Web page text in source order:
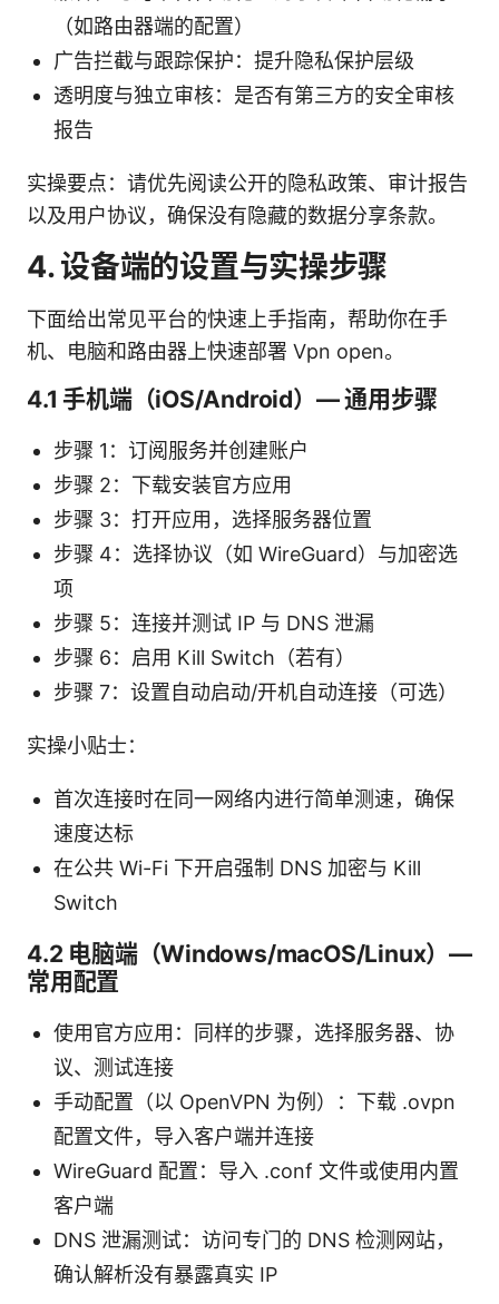
（如路由器端的配置）
广告拦截与跟踪保护：提升隐私保护层级
透明度与独立审核：是否有第三方的安全审核
报告
实操要点：请优先阅读公开的隐私政策、审计报告
以及用户协议，确保没有隐藏的数据分享条款。
4. 设备端的设置与实操步骤
下面给出常见平台的快速上手指南，帮助你在手
机、电脑和路由器上快速部署 Vpn open。
4.1 手机端（iOS/Android）— 通用步骤
步骤 1：订阅服务并创建账户
步骤 2：下载安装官方应用
步骤 3：打开应用，选择服务器位置
步骤 4：选择协议（如 WireGuard）与加密选
项
步骤 5：连接并测试 IP 与 DNS 泄漏
步骤 6：启用 Kill Switch（若有）
步骤 7：设置自动启动/开机自动连接（可选）
实操小贴士：
首次连接时在同一网络内进行简单测速，确保
速度达标
在公共 Wi-Fi 下开启强制 DNS 加密与 Kill
Switch
4.2 电脑端（Windows/macOS/Linux）—
常用配置
使用官方应用：同样的步骤，选择服务器、协
议、测试连接
手动配置（以 OpenVPN 为例）：下载 .ovpn
配置文件，导入客户端并连接
WireGuard 配置：导入 .conf 文件或使用内置
客户端
DNS 泄漏测试：访问专门的 DNS 检测网站，
确认解析没有暴露真实 IP